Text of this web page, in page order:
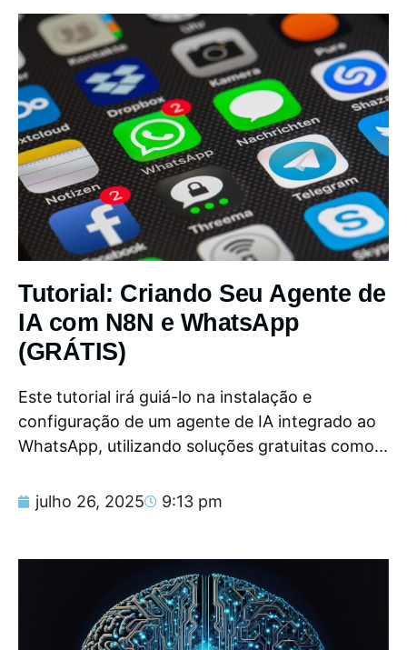
Tutorial: Criando Seu Agente de
IA com N8N e WhatsApp
(GRÁTIS)
Este tutorial irá guiá-lo na instalação e
configuração de um agente de IA integrado ao
WhatsApp, utilizando soluções gratuitas como...
julho 26, 2025 9:13 pm